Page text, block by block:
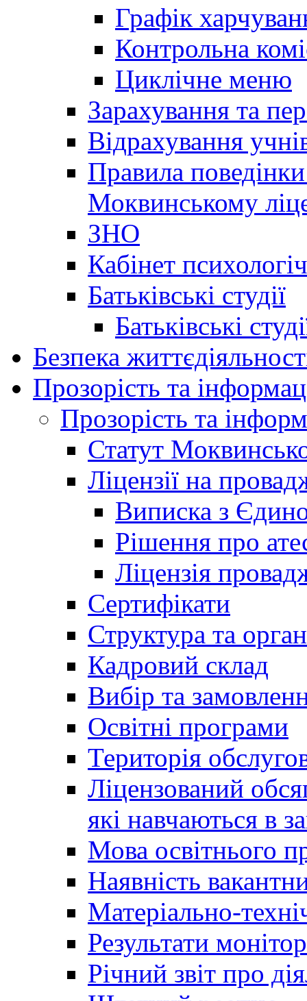
Графік
Контрольна
Циклічне меню
Зарахування та
Відрахування
Правила
Моквинському
ЗНО
Кабінет
Батьківські студії
Батьківські
Безпека
Прозорість та
Прозорість та
Статут
Ліцензії на
Виписка з
Рішення про
Ліцензія
Сертифікати
Структура та
Кадровий склад
Вибір та
Освітні програми
Територія
Ліцензований
які навчаються в
Мова освітнього
Наявність
Матеріально-
Результати
Річний звіт про